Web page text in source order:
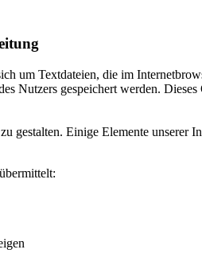
um Textdateien, die im
Nutzers gespeichert werden.
gestalten. Einige Elemente